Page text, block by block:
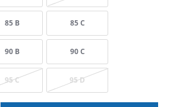
85 B 85 C
90 B 90 C
95 C 95 D